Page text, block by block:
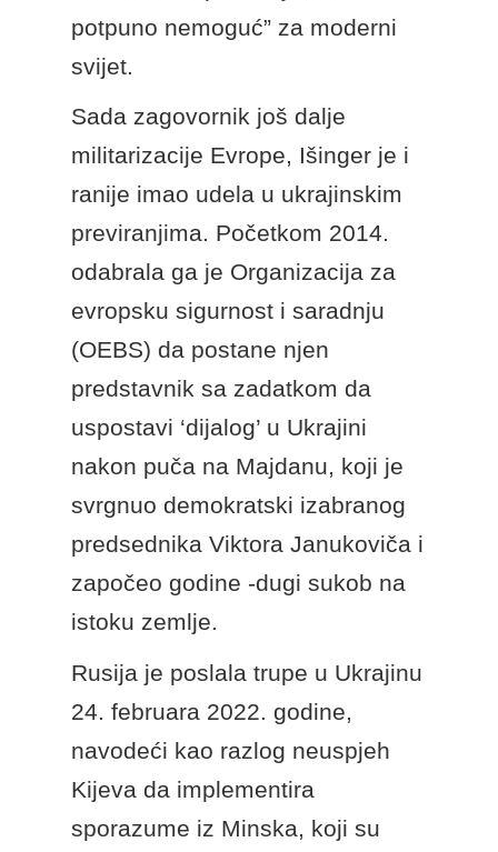
potpuno nemoguć” za moderni
svijet.
Sada zagovornik još dalje
militarizacije Evrope, Išinger je i
ranije imao udela u ukrajinskim
previranjima. Početkom 2014.
odabrala ga je Organizacija za
evropsku sigurnost i saradnju
(OEBS) da postane njen
predstavnik sa zadatkom da
uspostavi ‘dijalog’ u Ukrajini
nakon puča na Majdanu, koji je
svrgnuo demokratski izabranog
predsednika Viktora Janukoviča i
započeo godine -dugi sukob na
istoku zemlje.
Rusija je poslala trupe u Ukrajinu
24. februara 2022. godine,
navodeći kao razlog neuspjeh
Kijeva da implementira
sporazume iz Minska, koji su